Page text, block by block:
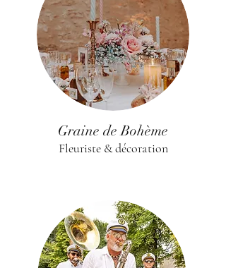
Graine de Bohème
Fleuriste & décoration